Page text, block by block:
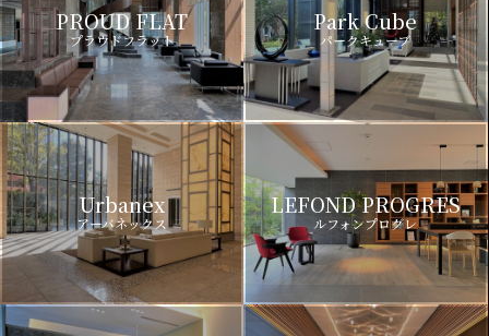
PROUD FLAT
プラウドフラット
Park Cube
パークキューブ
Urbanex
アーバネックス
LEFOND PROGRES
ルフォンプログレ